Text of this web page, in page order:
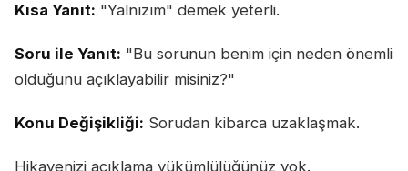
Kısa Yanıt: "Yalnızım" demek yeterli.
Soru ile Yanıt: "Bu sorunun benim için neden önemli
olduğunu açıklayabilir misiniz?"
Konu Değişikliği: Sorudan kibarca uzaklaşmak.
Hikayenizi açıklama yükümlülüğünüz yok.